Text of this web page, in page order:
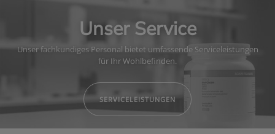
Unser Service
Unser fachkundiges Personal bietet umfassende Serviceleistungen
für Ihr Wohlbefinden.
SERVICELEISTUNGEN